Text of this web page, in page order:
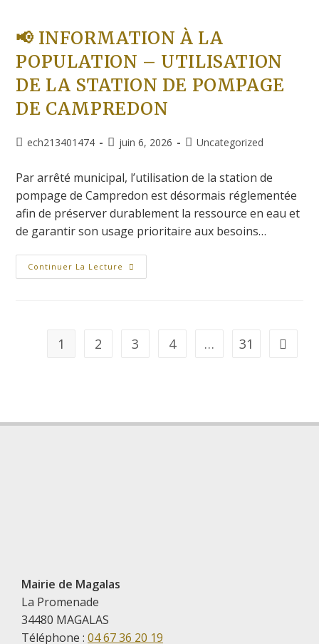
📢 INFORMATION À LA
POPULATION – UTILISATION
DE LA STATION DE POMPAGE
DE CAMPREDON
ech213401474 juin 6, 2026 Uncategorized
Par arrêté municipal, l’utilisation de la station de
pompage de Campredon est désormais réglementée
afin de préserver durablement la ressource en eau et
de garantir son usage prioritaire aux besoins…
Continuer La Lecture
1 2 3 4 … 31
Mairie de Magalas
La Promenade
34480 MAGALAS
Téléphone : 04 67 36 20 19